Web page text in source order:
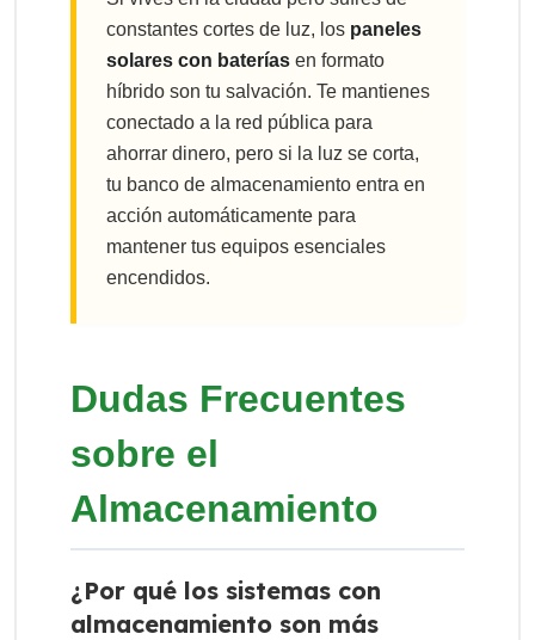
constantes cortes de luz, los paneles
solares con baterías en formato
híbrido son tu salvación. Te mantienes
conectado a la red pública para
ahorrar dinero, pero si la luz se corta,
tu banco de almacenamiento entra en
acción automáticamente para
mantener tus equipos esenciales
encendidos.
Dudas Frecuentes
sobre el
Almacenamiento
¿Por qué los sistemas con
almacenamiento son más